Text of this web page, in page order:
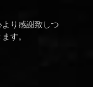
り感謝致しつ
す。